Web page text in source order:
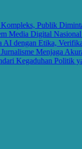
Publik Diminta
Digital Nasional
Etika, Verifikasi,
Menjaga Akurasi
Kegaduhan Politik